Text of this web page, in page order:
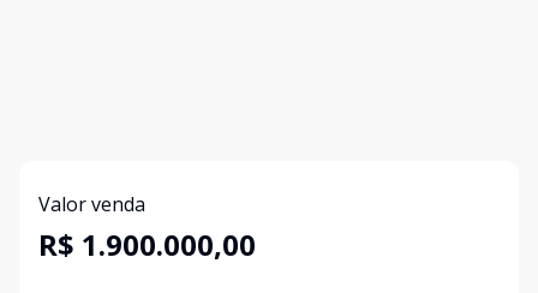
Valor venda
R$ 1.900.000,00